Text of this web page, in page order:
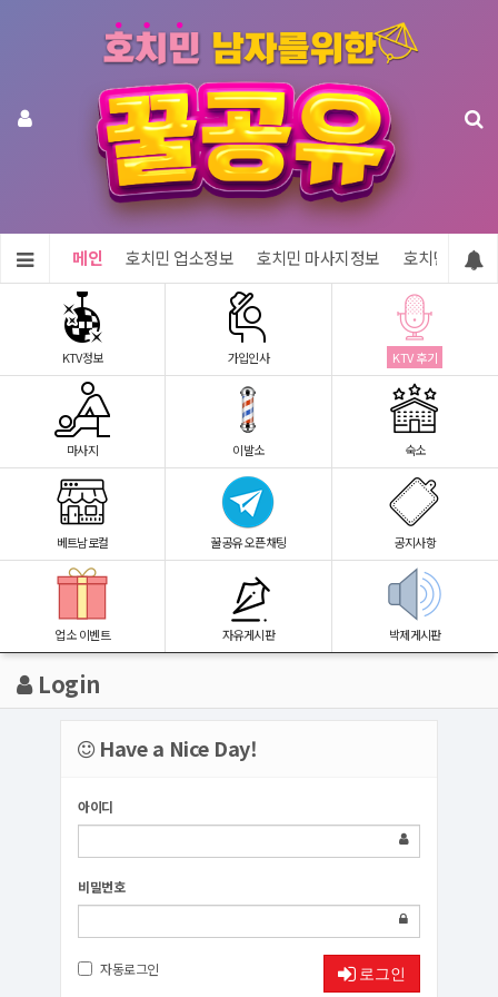
메인 호치민 업소정보 호치민 마사지정보 호치민 숙소
KTV정보 가입인사 KTV 후기
마사지 이발소 숙소
베트남로컬 꿀공유 오픈채팅 공지사항
업소 이벤트 자유게시판 박제게시판
Login
Have a Nice Day!
아이디
비밀번호
자동로그인 로그인